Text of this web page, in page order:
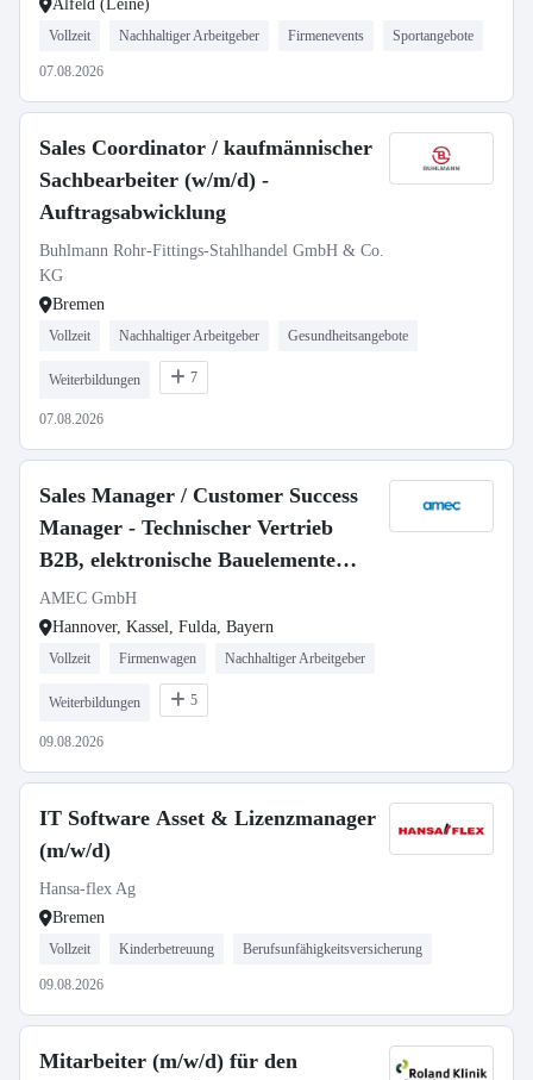
Alfeld (Leine)
Vollzeit Nachhaltiger Arbeitgeber Firmenevents Sportangebote
07.08.2026
Sales Coordinator / kaufmännischer
Sachbearbeiter (w/m/d) -
Auftragsabwicklung
Buhlmann Rohr-Fittings-Stahlhandel GmbH & Co.
KG
Bremen
Vollzeit Nachhaltiger Arbeitgeber Gesundheitsangebote
Weiterbildungen 7
07.08.2026
Sales Manager / Customer Success
Manager - Technischer Vertrieb
B2B, elektronische Bauelemente
(m/w/d)
AMEC GmbH
Hannover, Kassel, Fulda, Bayern
Vollzeit Firmenwagen Nachhaltiger Arbeitgeber
Weiterbildungen 5
09.08.2026
IT Software Asset & Lizenzmanager
(m/w/d)
Hansa-flex Ag
Bremen
Vollzeit Kinderbetreuung Berufsunfähigkeitsversicherung
09.08.2026
Mitarbeiter (m/w/d) für den